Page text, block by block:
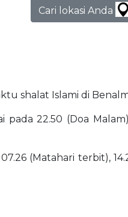
Cari lokasi Anda
shalat Islami di
22.50 (Doa
(Matahari terbit),